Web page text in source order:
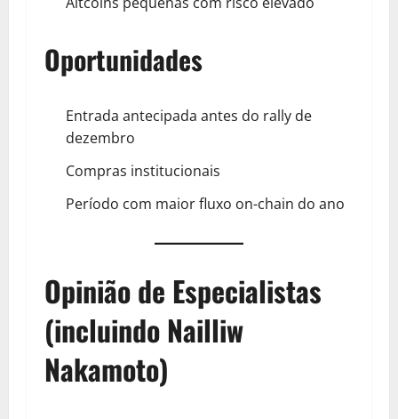
Oportunidades
Entrada antecipada antes do rally de
dezembro
Compras institucionais
Período com maior fluxo on-chain do ano
Opinião de Especialistas
(incluindo Nailliw
Nakamoto)